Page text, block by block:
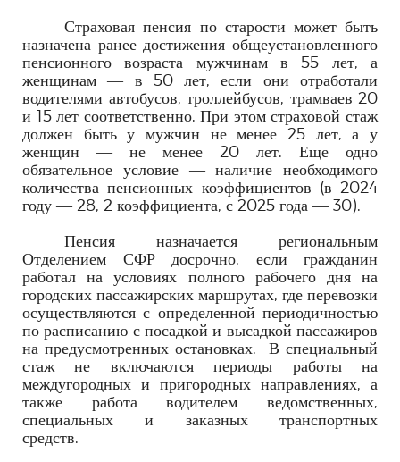
Страховая пенсия по старости может быть
назначена ранее достижения общеустановленного
пенсионного возраста мужчинам в 55 лет, а
женщинам — в 50 лет, если они отработали
водителями автобусов, троллейбусов, трамваев 20
и 15 лет соответственно. При этом страховой стаж
должен быть у мужчин не менее 25 лет, а у
женщин — не менее 20 лет. Еще одно
обязательное условие — наличие необходимого
количества пенсионных коэффициентов (в 2024
году — 28, 2 коэффициента, с 2025 года — 30).
Пенсия назначается региональным
Отделением СФР досрочно, если гражданин
работал на условиях полного рабочего дня на
городских пассажирских маршрутах, где перевозки
осуществляются с определенной периодичностью
по расписанию с посадкой и высадкой пассажиров
на предусмотренных остановках. В специальный
стаж не включаются периоды работы на
междугородных и пригородных направлениях, а
также работа водителем ведомственных,
специальных и заказных транспортных
средств.